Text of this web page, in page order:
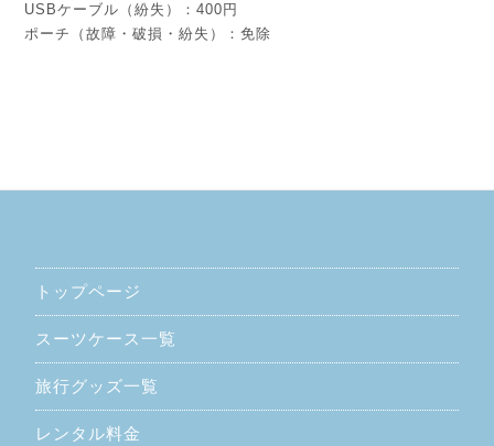
USBケーブル（紛失）：400円
ポーチ（故障・破損・紛失）：免除
トップページ
スーツケース一覧
旅行グッズ一覧
レンタル料金